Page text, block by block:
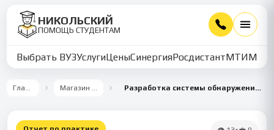
НИКОЛЬСКИЙ
ПОМОЩЬ СТУДЕНТАМ
Выбрать ВУЗУслугиЦеныСинергияРосдистантМТИММУ
Главная Магазин работ Разработка системы обнаружения DDoS-атак